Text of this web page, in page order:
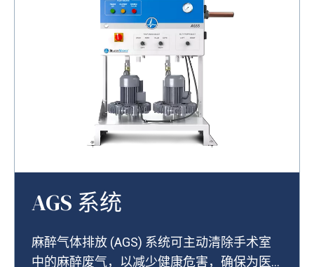
AGS 系统
麻醉气体排放 (AGS) 系统可主动清除手术室
中的麻醉废气，以减少健康危害，确保为医